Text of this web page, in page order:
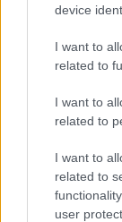
device
I want to
related to
I want to
related to
I want to
related to
user